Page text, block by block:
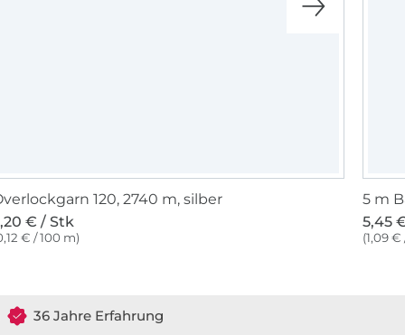
120, 2740 m, silber
€ / Stk
€ / 100 m)
5 m
5,45
(1,09 €
36 Jahre Erfahrung